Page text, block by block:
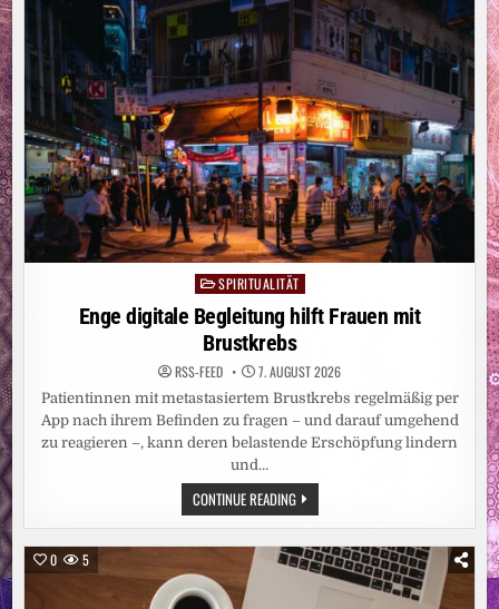
Posted
in
SPIRITUALITÄT
Enge digitale Begleitung hilft Frauen mit
Brustkrebs
RSS-FEED 7. AUGUST 2026
Patientinnen mit metastasiertem Brustkrebs regelmäßig per
App nach ihrem Befinden zu fragen – und darauf umgehend
zu reagieren –, kann deren belastende Erschöpfung lindern
und…
CONTINUE READINGENGE
DIGITALE
BEGLEITUNG
HILFT
FRAUEN
MIT
BRUSTKREBS
0 5